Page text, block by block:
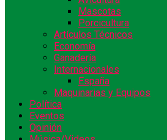
Mascotas
Porcicultura
Artículos Técnicos
Economía
Ganadería
Internacionales
España
Maquinarias y Equipos
Política
Eventos
Opinión